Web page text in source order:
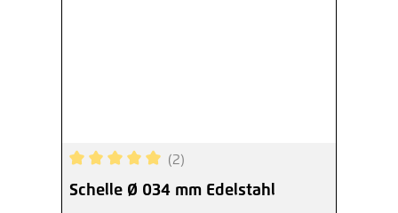
Durchschnittliche Bewertung von 5 von 5
(2)
Schelle Ø 034 mm Edelstahl